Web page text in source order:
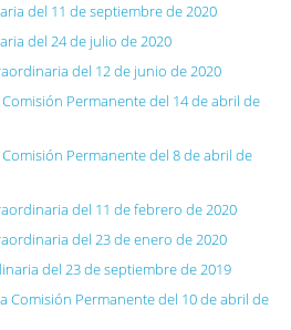
del 11 de septiembre de 2020
del 24 de julio de 2020
del 12 de junio de 2020
Permanente del 14 de abril de
Permanente del 8 de abril de
del 11 de febrero de 2020
del 23 de enero de 2020
del 23 de septiembre de 2019
Comisión Permanente del 10 de abril de